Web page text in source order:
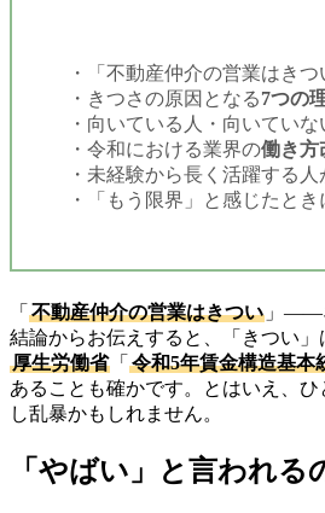
「不動産仲介の営業はき
きつさの原因となる7つの
向いている人・向いてい
令和における業界の働き方
未経験から長く活躍する
「もう限界」と感じたと
「 不動産仲介の営業はきつい 」――
結論からお伝えすると、「きつい
厚生労働省 「令和5年賃金構造基本
あることも確かです。とはいえ、
し乱暴かもしれません。
「やばい」と言われ